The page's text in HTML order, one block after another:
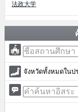
法政大学
จังหวัดทั้งหมดในป